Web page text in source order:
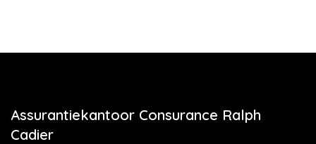
Assurantiekantoor Consurance Ralph
Cadier